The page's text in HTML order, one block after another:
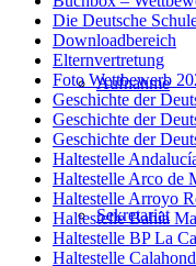
Aufnahme
Sekretariat
Die Deutsche
Downloadbereich
Elternvertretung
Foto Wettbewerb
Geschichte der
Geschichte der
Geschichte der
Haltestelle
Haltestelle Arco de
Haltestelle Arroyo
Haltestelle Bahía
Haltestelle BP La
Haltestelle